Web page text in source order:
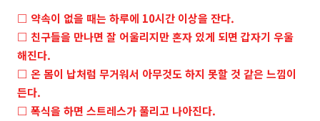
□ 약속이 없을 때는 하루에 10시간 이상을 잔다.
□ 친구들을 만나면 잘 어울리지만 혼자 있게 되면 갑자기 우울
해진다.
□ 온 몸이 납처럼 무거워서 아무것도 하지 못할 것 같은 느낌이
든다.
□ 폭식을 하면 스트레스가 풀리고 나아진다.